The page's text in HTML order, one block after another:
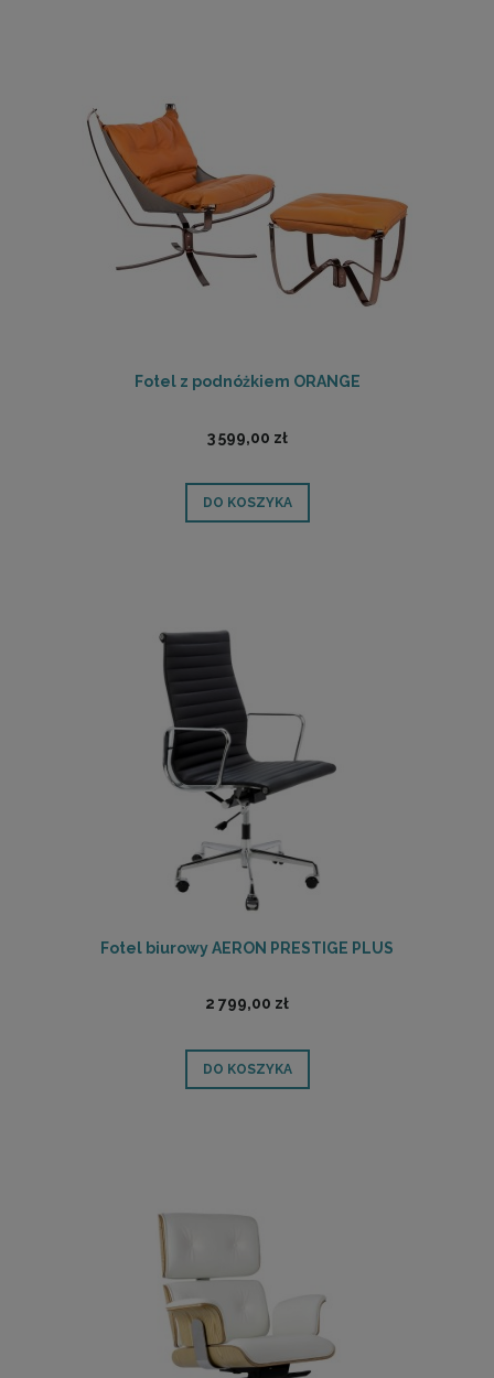
Fotel z podnóżkiem ORANGE
3 599,00 zł
DO KOSZYKA
Fotel biurowy AERON PRESTIGE PLUS
2 799,00 zł
DO KOSZYKA